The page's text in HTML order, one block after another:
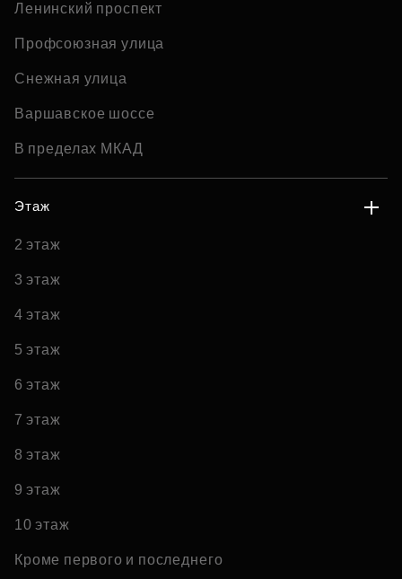
Ленинский проспект
Профсоюзная улица
Снежная улица
Варшавское шоссе
В пределах МКАД
Этаж
2 этаж
3 этаж
4 этаж
5 этаж
6 этаж
7 этаж
8 этаж
9 этаж
10 этаж
Кроме первого и последнего